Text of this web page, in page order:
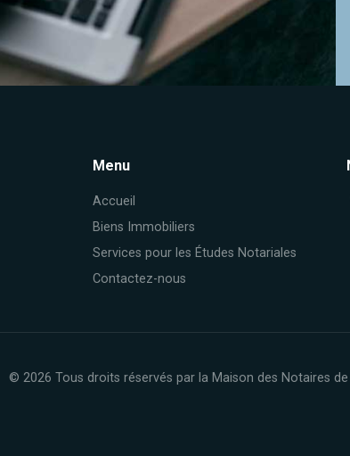
Menu
Accueil
Biens Immobiliers
Services pour les Études Notariales
Contactez-nous
© 2026 Tous droits réservés par la Maison des Notaires de